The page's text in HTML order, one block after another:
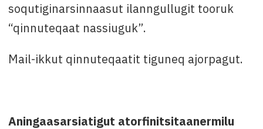
soqutiginarsinnaasut ilanngullugit tooruk
“qinnuteqaat nassiuguk”.
Mail-ikkut qinnuteqaatit tiguneq ajorpagut.
Aningaasarsiatigut atorfinitsitaanermilu